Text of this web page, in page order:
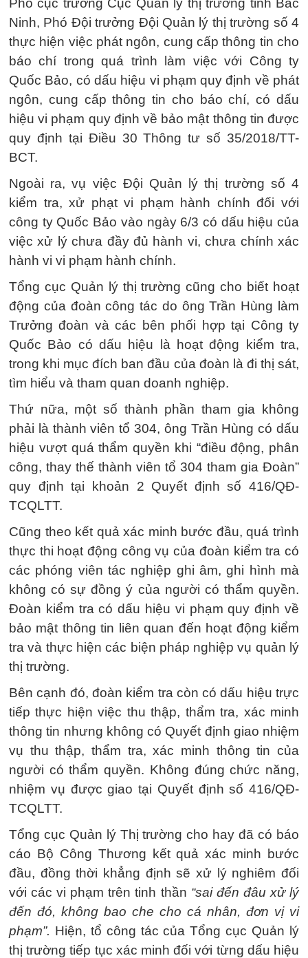
Phó cục trưởng Cục Quản lý thị trường tỉnh Bắc
Ninh, Phó Đội trưởng Đội Quản lý thị trường số 4
thực hiện việc phát ngôn, cung cấp thông tin cho
báo chí trong quá trình làm việc với Công ty
Quốc Bảo, có dấu hiệu vi phạm quy định về phát
ngôn, cung cấp thông tin cho báo chí, có dấu
hiệu vi phạm quy định về bảo mật thông tin được
quy định tại Điều 30 Thông tư số 35/2018/TT-
BCT.
Ngoài ra, vụ việc Đội Quản lý thị trường số 4
kiểm tra, xử phạt vi phạm hành chính đối với
công ty Quốc Bảo vào ngày 6/3 có dấu hiệu của
việc xử lý chưa đầy đủ hành vi, chưa chính xác
hành vi vi phạm hành chính.
Tổng cục Quản lý thị trường cũng cho biết hoạt
động của đoàn công tác do ông Trần Hùng làm
Trưởng đoàn và các bên phối hợp tại Công ty
Quốc Bảo có dấu hiệu là hoạt động kiểm tra,
trong khi mục đích ban đầu của đoàn là đi thị sát,
tìm hiểu và tham quan doanh nghiệp.
Thứ nữa, một số thành phần tham gia không
phải là thành viên tổ 304, ông Trần Hùng có dấu
hiệu vượt quá thẩm quyền khi “điều động, phân
công, thay thế thành viên tổ 304 tham gia Đoàn”
quy định tại khoản 2 Quyết định số 416/QĐ-
TCQLTT.
Cũng theo kết quả xác minh bước đầu, quá trình
thực thi hoạt động công vụ của đoàn kiểm tra có
các phóng viên tác nghiệp ghi âm, ghi hình mà
không có sự đồng ý của người có thẩm quyền.
Đoàn kiểm tra có dấu hiệu vi phạm quy định về
bảo mật thông tin liên quan đến hoạt động kiểm
tra và thực hiện các biện pháp nghiệp vụ quản lý
thị trường.
Bên cạnh đó, đoàn kiểm tra còn có dấu hiệu trực
tiếp thực hiện việc thu thập, thẩm tra, xác minh
thông tin nhưng không có Quyết định giao nhiệm
vụ thu thập, thẩm tra, xác minh thông tin của
người có thẩm quyền. Không đúng chức năng,
nhiệm vụ được giao tại Quyết định số 416/QĐ-
TCQLTT.
Tổng cục Quản lý Thị trường cho hay đã có báo
cáo Bộ Công Thương kết quả xác minh bước
đầu, đồng thời khẳng định sẽ xử lý nghiêm đối
với các vi phạm trên tinh thần “sai đến đâu xử lý
đến đó, không bao che cho cá nhân, đơn vị vi
phạm”. Hiện, tổ công tác của Tổng cục Quản lý
thị trường tiếp tục xác minh đối với từng dấu hiệu